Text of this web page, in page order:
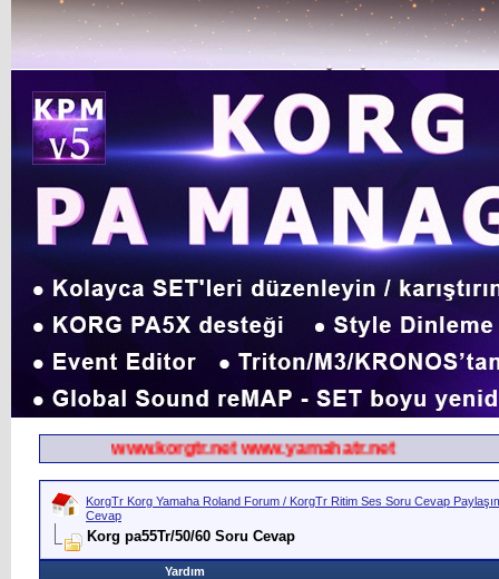
www.korgtr.net www.yamahatr.net
KorgTr Korg Yamaha Roland Forum / KorgTr Ritim Ses Soru Cevap
Cevap
Korg pa55Tr/50/60 Soru Cevap
Yardım